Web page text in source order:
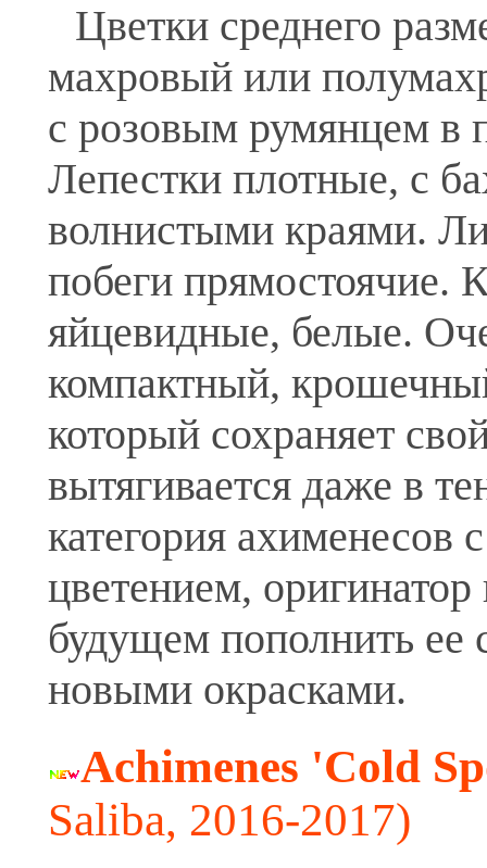
Цветки среднего
махровый или
с розовым румянцем в
Лепестки плотные, с
волнистыми краями.
побеги прямостоячие.
яйцевидные, белые.
компактный,
который сохраняет
вытягивается даже в
категория ахименесов
цветением, оригинатор
будущем пополнить ее
новыми окрасками.
Achimenes 'Cold
Saliba, 2016-2017)